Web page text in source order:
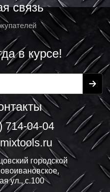
связь
в курсе!
714-04-04
городской
ул., с.100